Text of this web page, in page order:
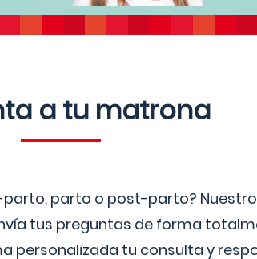
a tu matrona
parto o post-parto?
tus preguntas de forma
tu consulta y